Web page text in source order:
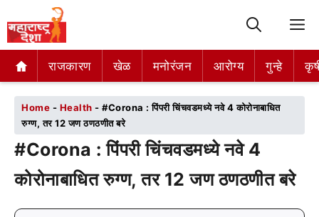
राजकारण खेळ मनोरंजन आरोग्य गुन्हे
राजकारण खेळ मनोरंजन आरोग्य गुन्हे
Home - Health - #Corona : पिंपरी चिंचवडमध्ये नवे 4 कोरोनाबाधित
रुग्ण, तर 12 जण ठणठणीत बरे
#Corona : पिंपरी चिंचवडमध्ये नवे 4
कोरोनाबाधित रुग्ण, तर 12 जण ठणठणीत बरे